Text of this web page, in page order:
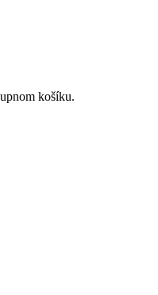
košíku.